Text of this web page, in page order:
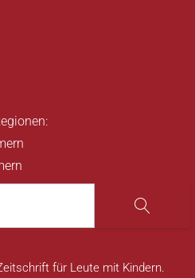
Suche
für Leute mit Kindern.